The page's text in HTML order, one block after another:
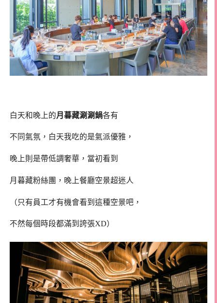
白天和晚上的月暮藏涮涮鍋各有
不同氣氛，白天我吃的是氣派優雅，
晚上則是帶低調奢華，當初看到
月暮藏粉絲團，晚上餐廳空景超迷人
（只有員工才有機會看到這種空景吧，
不然每個時段都滿到誇張XD）